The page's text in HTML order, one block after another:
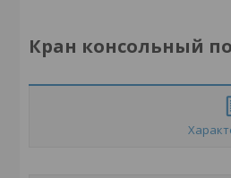
Кран консольный